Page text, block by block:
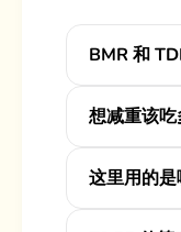
BMR 和
想减重该吃
这里用的